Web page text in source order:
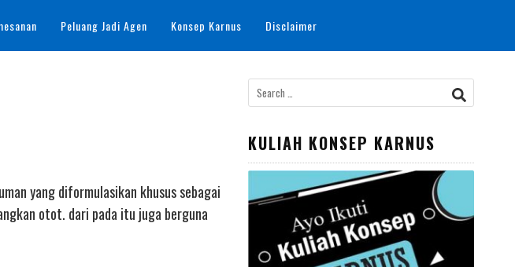
Peluang Jadi Agen Konsep Karnus Disclaimer
yang diformulasikan khusus sebagai
otot. dari pada itu juga berguna
Search
for:
KULIAH KONSEP KARNUS